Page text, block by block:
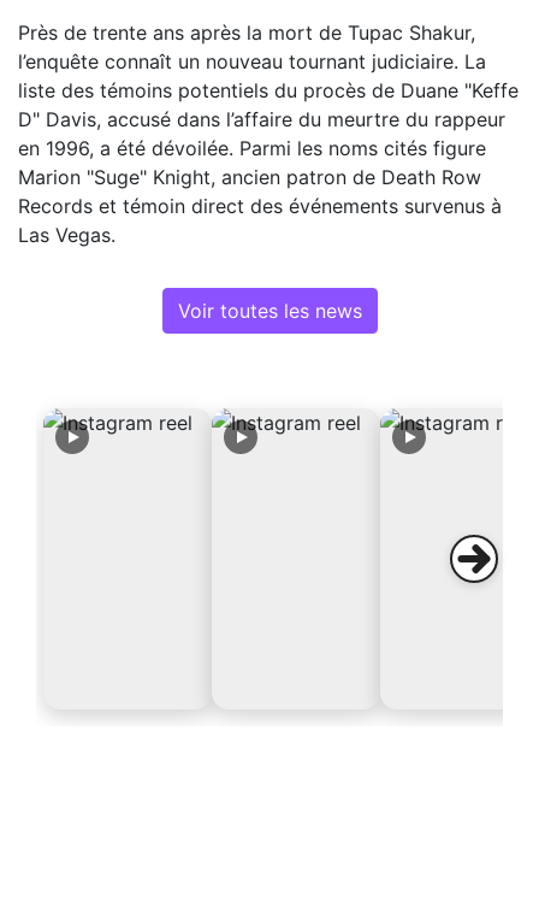
Près de trente ans après la mort de Tupac Shakur,
l’enquête connaît un nouveau tournant judiciaire. La
liste des témoins potentiels du procès de Duane "Keffe
D" Davis, accusé dans l’affaire du meurtre du rappeur
en 1996, a été dévoilée. Parmi les noms cités figure
Marion "Suge" Knight, ancien patron de Death Row
Records et témoin direct des événements survenus à
Las Vegas.
Voir toutes les news